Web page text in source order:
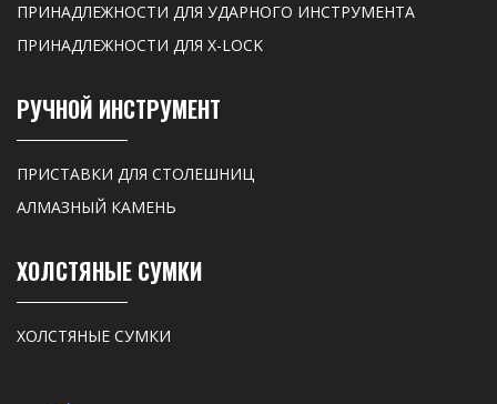
ПРИНАДЛЕЖНОСТИ ДЛЯ УДАРНОГО ИНСТРУМЕНТА
ПРИНАДЛЕЖНОСТИ ДЛЯ X-LOCK
РУЧНОЙ ИНСТРУМЕНТ
ПРИСТАВКИ ДЛЯ СТОЛЕШНИЦ
АЛМАЗНЫЙ КАМЕНЬ
ХОЛСТЯНЫЕ СУМКИ
ХОЛСТЯНЫЕ СУМКИ